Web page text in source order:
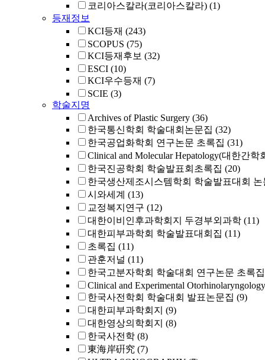
코리아스칼라(코리아스칼라) (1)
등재정보
KCI등재 (243)
SCOPUS (75)
KCI등재후보 (32)
ESCI (10)
KCI우수등재 (7)
SCIE (3)
학술지명
Archives of Plastic Surgery (36)
한국통신학회 학술대회논문집 (32)
한국공업화학회 연구논문 초록집 (31)
Clinical and Molecular Hepatology(대한간학
한국진공학회 학술발표회초록집 (20)
한국생산제조시스템학회 학술발표대회 논
시와세계 (13)
교정복지연구 (12)
대한이비인후과학회지 두경부외과학 (11)
대한피부과학회 학술발표대회집 (11)
초록집 (11)
관훈저널 (11)
한국고분자학회 학술대회 연구논문 초록집
Clinical and Experimental Otorhinolaryngology
한국사전학회 학술대회 발표논문집 (9)
대한피부과학회지 (9)
대한영상의학회지 (8)
한국사전학 (8)
東海岸硏究 (7)